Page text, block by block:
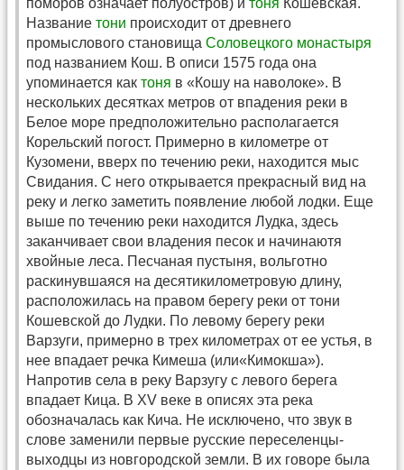
Название тони происходит от древнего
промыслового становища Соловецкого монастыря
под названием Кош. В описи 1575 года она
упоминается как тоня в «Кошу на наволоке». В
нескольких десятках метров от впадения реки в
Белое море предположительно располагается
Корельский погост. Примерно в километре от
Кузомени, вверх по течению реки, находится мыс
Свидания. С него открывается прекрасный вид на
реку и легко заметить появление любой лодки. Еще
выше по течению реки находится Лудка, здесь
заканчивает свои владения песок и начинаютя
хвойные леса. Песчаная пустыня, вольготно
раскинувшаяся на десятикилометровую длину,
расположилась на правом берегу реки от тони
Кошевской до Лудки. По левому берегу реки
Варзуги, примерно в трех километрах от ее устья, в
нее впадает речка Кимеша (или«Кимокша»).
Напротив села в реку Варзугу с левого берега
впадает Кица. В XV веке в описях эта река
обозначалась как Кича. Не исключено, что звук в
слове заменили первые русские переселенцы-
выходцы из новгородской земли. В их говоре была